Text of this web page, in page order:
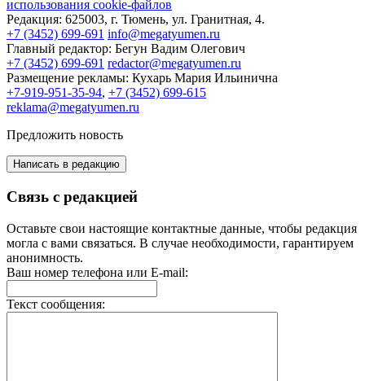
использования cookie-файлов
Редакция: 625003, г. Тюмень, ул. Гранитная, 4.
+7 (3452) 699-691 info@megatyumen.ru
Главный редактор: Бегун Вадим Олегович
+7 (3452) 699-691 redactor@megatyumen.ru
Размещение рекламы: Кухарь Мария Ильинична
+7-919-951-35-94, +7 (3452) 699-615
reklama@megatyumen.ru
Предложить новость
Написать в редакцию
Связь с редакцией
Оставьте свои настоящие контактные данные, чтобы редакция
могла с вами связаться. В случае необходимости, гарантируем
анонимность.
Ваш номер телефона или E-mail:
Текст сообщения: